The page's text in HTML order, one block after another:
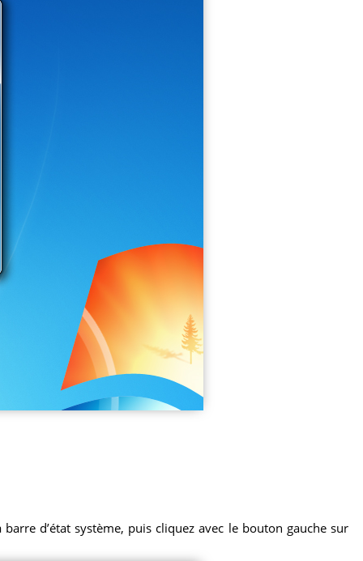
d’état système, puis cliquez avec le bouton gauche sur